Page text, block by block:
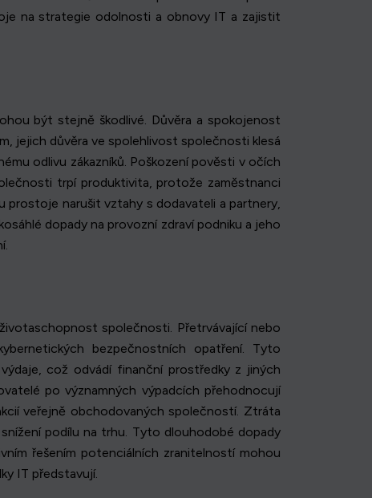
na strategie odolnosti a obnovy IT a zajistit
být stejně škodlivé. Důvěra a spokojenost
jejich důvěra ve spolehlivost společnosti klesá
odlivu zákazníků. Poškození pověsti v očích
trpí produktivita, protože zaměstnanci
narušit vztahy s dodavateli a partnery,
dopady na provozní zdraví podniku a jeho
společnosti. Přetrvávající nebo
bezpečnostních opatření. Tyto
což odvádí finanční prostředky z jiných
po významných výpadcích přehodnocují
veřejně obchodovaných společností. Ztráta
podílu na trhu. Tyto dlouhodobé dopady
řešením potenciálních zranitelností mohou
IT představují.